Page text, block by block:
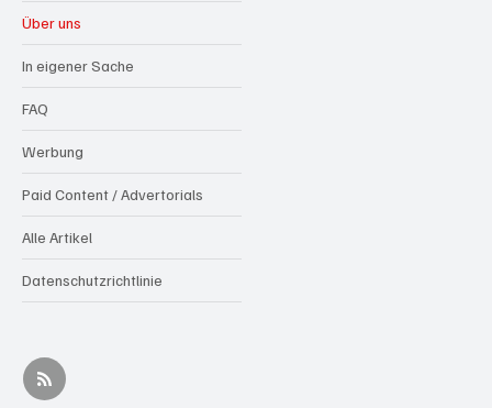
Über uns
In eigener Sache
FAQ
Werbung
Paid Content / Advertorials
Alle Artikel
Datenschutzrichtlinie